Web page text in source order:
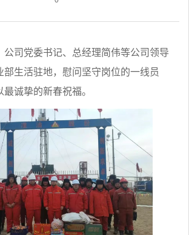
公司党委书记、总经理简伟等公司领导
部生活驻地，慰问坚守岗位的一线员
诚挚的新春祝福。